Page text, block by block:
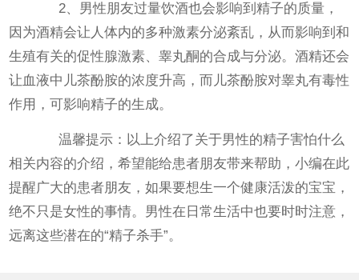
2、男性朋友过量饮酒也会影响到精子的质量，
因为酒精会让人体内的多种激素分泌紊乱，从而影响到和
生殖有关的促性腺激素、睾丸酮的合成与分泌。酒精还会
让血液中儿茶酚胺的浓度升高，而儿茶酚胺对睾丸有毒性
作用，可影响精子的生成。
温馨提示：以上介绍了关于男性的精子害怕什么
相关内容的介绍，希望能给患者朋友带来帮助，小编在此
提醒广大的患者朋友，如果要想生一个健康活泼的宝宝，
绝不只是女性的事情。男性在日常生活中也要时时注意，
远离这些潜在的“精子杀手”。